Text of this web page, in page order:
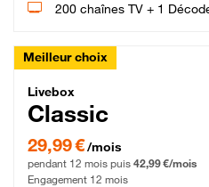
200 chaînes TV + 1
Meilleur choix
Livebox Classic
Livebox
Classic
29,99 € par mois pendant 12 mois
29,99 €/mois
pendant 12 mois puis 42,99 €/mois
Engagement 12 mois